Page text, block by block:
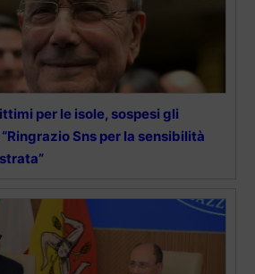
per le isole, sospesi gli
Sns per la sensibilità